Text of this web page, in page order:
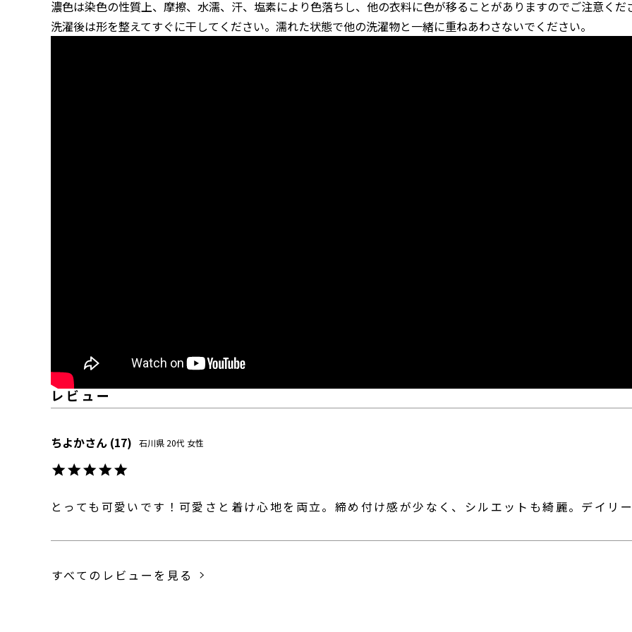
濃色は染色の性質上、摩擦、水濡、汗、塩素により色落ちし、他の衣料に色が移ることがありますのでご注意くだ
洗濯後は形を整えてすぐに干してください。濡れた状態で他の洗濯物と一緒に重ねあわさないでください。
ちよか 17 石川県 20代 女性
とっても可愛いです！可愛さと着け心地を両立。締め付け感が少なく、シルエットも綺麗。デイリ
すべてのレビューを見る